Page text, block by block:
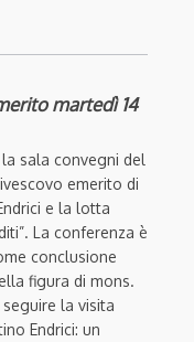
martedì 14
sala convegni del
emerito di
e la lotta
La conferenza è
conclusione
figura di mons.
la visita
Endrici: un